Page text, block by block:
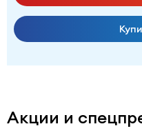
Акции и